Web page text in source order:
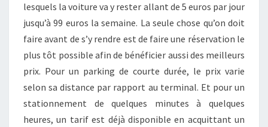
lesquels la voiture va y rester allant de 5 euros par jour
jusqu’à 99 euros la semaine. La seule chose qu’on doit
faire avant de s’y rendre est de faire une réservation le
plus tôt possible afin de bénéficier aussi des meilleurs
prix. Pour un parking de courte durée, le prix varie
selon sa distance par rapport au terminal. Et pour un
stationnement de quelques minutes à quelques
heures, un tarif est déjà disponible en acquittant un